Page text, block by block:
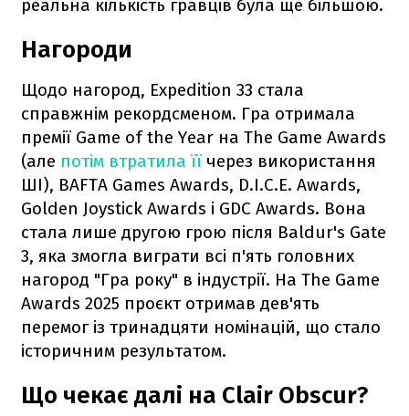
реальна кількість гравців була ще більшою.
Нагороди
Щодо нагород, Expedition 33 стала
справжнім рекордсменом. Гра отримала
премії Game of the Year на The Game Awards
(але потім втратила її через використання
ШІ), BAFTA Games Awards, D.I.C.E. Awards,
Golden Joystick Awards і GDC Awards. Вона
стала лише другою грою після Baldur's Gate
3, яка змогла виграти всі п'ять головних
нагород "Гра року" в індустрії. На The Game
Awards 2025 проєкт отримав дев'ять
перемог із тринадцяти номінацій, що стало
історичним результатом.
Що чекає далі на Clair Obscur?